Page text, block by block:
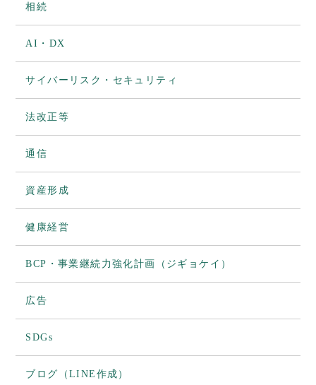
相続
AI・DX
サイバーリスク・セキュリティ
法改正等
通信
資産形成
健康経営
BCP・事業継続力強化計画（ジギョケイ）
広告
SDGs
ブログ（LINE作成）